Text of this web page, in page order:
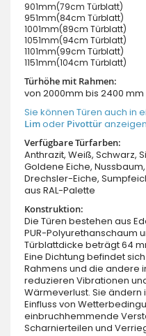
901mm(79cm Türblatt)
951mm(84cm Türblatt)
1001mm(89cm Türblatt)
1051mm(94cm Türblatt)
1101mm(99cm Türblatt)
1151mm(104cm Türblatt)
Türhöhe mit Rahmen:
von 2000mm bis 2400 mm
Sie können Türen auch in
Limoder Pivottüranzeigen
Verfügbare Türfarben:
Anthrazit, Weiß, Schwarz,
Goldene Eiche,
Drechsler-Eiche,
aus RAL-Palette
Konstruktion:
Die Türen bestehen aus
PUR-Polyurethanschaum
Türblattdicke beträgt 64
Eine Dichtung befindet
Rahmens und die andere
reduzieren Vibrationen
Wärmeverlust. Sie ändern
Einfluss von
einbruchhemmende
Scharnierteilen und